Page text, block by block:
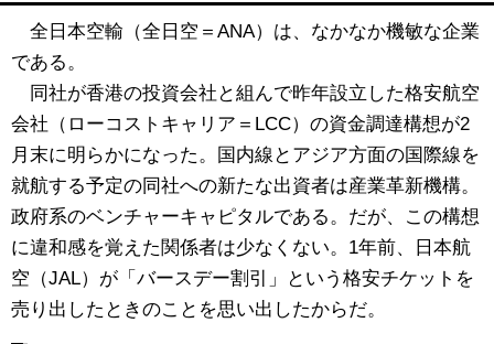
全日本空輸（全日空＝ANA）は、なかなか機敏な企業
である。
同社が香港の投資会社と組んで昨年設立した格安航空
会社（ローコストキャリア＝LCC）の資金調達構想が2
月末に明らかになった。国内線とアジア方面の国際線を
就航する予定の同社への新たな出資者は産業革新機構。
政府系のベンチャーキャピタルである。だが、この構想
に違和感を覚えた関係者は少なくない。1年前、日本航
空（JAL）が「バースデー割引」という格安チケットを
売り出したときのことを思い出したからだ。